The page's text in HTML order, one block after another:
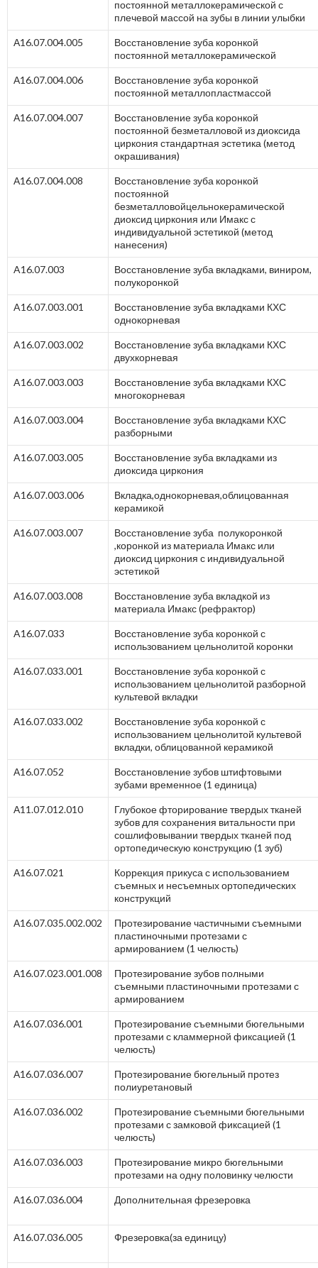
постоянной металлокерамической с
плечевой массой на зубы в линии улыбки
А16.07.004.005
Восстановление зуба коронкой
постоянной металлокерамической
А16.07.004.006
Восстановление зуба коронкой
постоянной металлопластмассой
А16.07.004.007
Восстановление зуба коронкой
постоянной безметалловой из диоксида
циркония стандартная эстетика (метод
окрашивания)
А16.07.004.008
Восстановление зуба коронкой
постоянной
безметалловойцельнокерамической
диоксид циркония или Имакс с
индивидуальной эстетикой (метод
нанесения)
A16.07.003
Восстановление зуба вкладками, виниром,
полукоронкой
A16.07.003.001
Восстановление зуба вкладками КХС
однокорневая
A16.07.003.002
Восстановление зуба вкладками КХС
двухкорневая
A16.07.003.003
Восстановление зуба вкладками КХС
многокорневая
A16.07.003.004
Восстановление зуба вкладками КХС
разборными
A16.07.003.005
Восстановление зуба вкладками из
диоксида циркония
A16.07.003.006
Вкладка,однокорневая,облицованная
керамикой
А16.07.003.007
Восстановление зуба полукоронкой
,коронкой из материала Имакс или
диоксид циркония с индивидуальной
эстетикой
А16.07.003.008
Восстановление зуба вкладкой из
материала Имакс (рефрактор)
A16.07.033
Восстановление зуба коронкой с
использованием цельнолитой коронки
А16.07.033.001
Восстановление зуба коронкой с
использованием цельнолитой разборной
культевой вкладки
А16.07.033.002
Восстановление зуба коронкой с
использованием цельнолитой культевой
вкладки, облицованной керамикой
А16.07.052
Восстановление зубов штифтовыми
зубами временное (1 единица)
А11.07.012.010
Глубокое фторирование твердых тканей
зубов для сохранения витальности при
сошлифовывании твердых тканей под
ортопедическую конструкцию (1 зуб)
А16.07.021
Коррекция прикуса с использованием
съемных и несъемных ортопедических
конструкций
А16.07.035.002.002
Протезирование частичными съемными
пластиночными протезами с
армированием (1 челюсть)
А16.07.023.001.008
Протезирование зубов полными
съемными пластиночными протезами с
армированием
А16.07.036.001
Протезирование съемными бюгельными
протезами с кламмерной фиксацией (1
челюсть)
А16.07.036.007
Протезирование бюгельный протез
полиуретановый
А16.07.036.002
Протезирование съемными бюгельными
протезами с замковой фиксацией (1
челюсть)
А16.07.036.003
Протезирование микро бюгельными
протезами на одну половинку челюсти
А16.07.036.004 Дополнительная фрезеровка
А16.07.036.005 Фрезеровка(за единицу)